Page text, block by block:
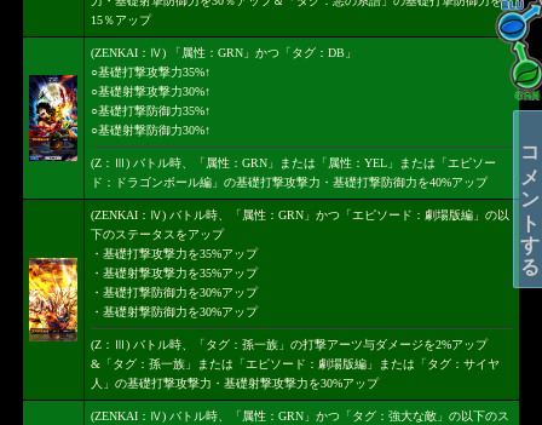
15％アップ
(ZENKAI：Ⅳ) 「属性：GRN」かつ「タグ：DB」
○基礎打撃攻撃力35%↑
○基礎射撃攻撃力30%↑
○基礎打撃防御力35%↑
○基礎射撃防御力30%↑
(Z：Ⅲ) バトル時、「属性：GRN」または「属性：YEL」または「エピソー
ド：ドラゴンボール編」の基礎打撃攻撃力・基礎打撃防御力を40%アップ
(ZENKAI：Ⅳ) バトル時、「属性：GRN」かつ「エピソード：劇場版編」の以
下のステータスをアップ
・基礎打撃攻撃力を35%アップ
・基礎射撃攻撃力を35%アップ
・基礎打撃防御力を30%アップ
・基礎射撃防御力を30%アップ
(Z：Ⅲ) バトル時、「タグ：孫一族」の打撃アーツ与ダメージを2%アップ
&「タグ：孫一族」または「エピソード：劇場版編」または「タグ：サイヤ
人」の基礎打撃攻撃力・基礎射撃攻撃力を30%アップ
(ZENKAI：Ⅳ) バトル時、「属性：GRN」かつ「タグ：強大な敵」の以下のス
コメントする